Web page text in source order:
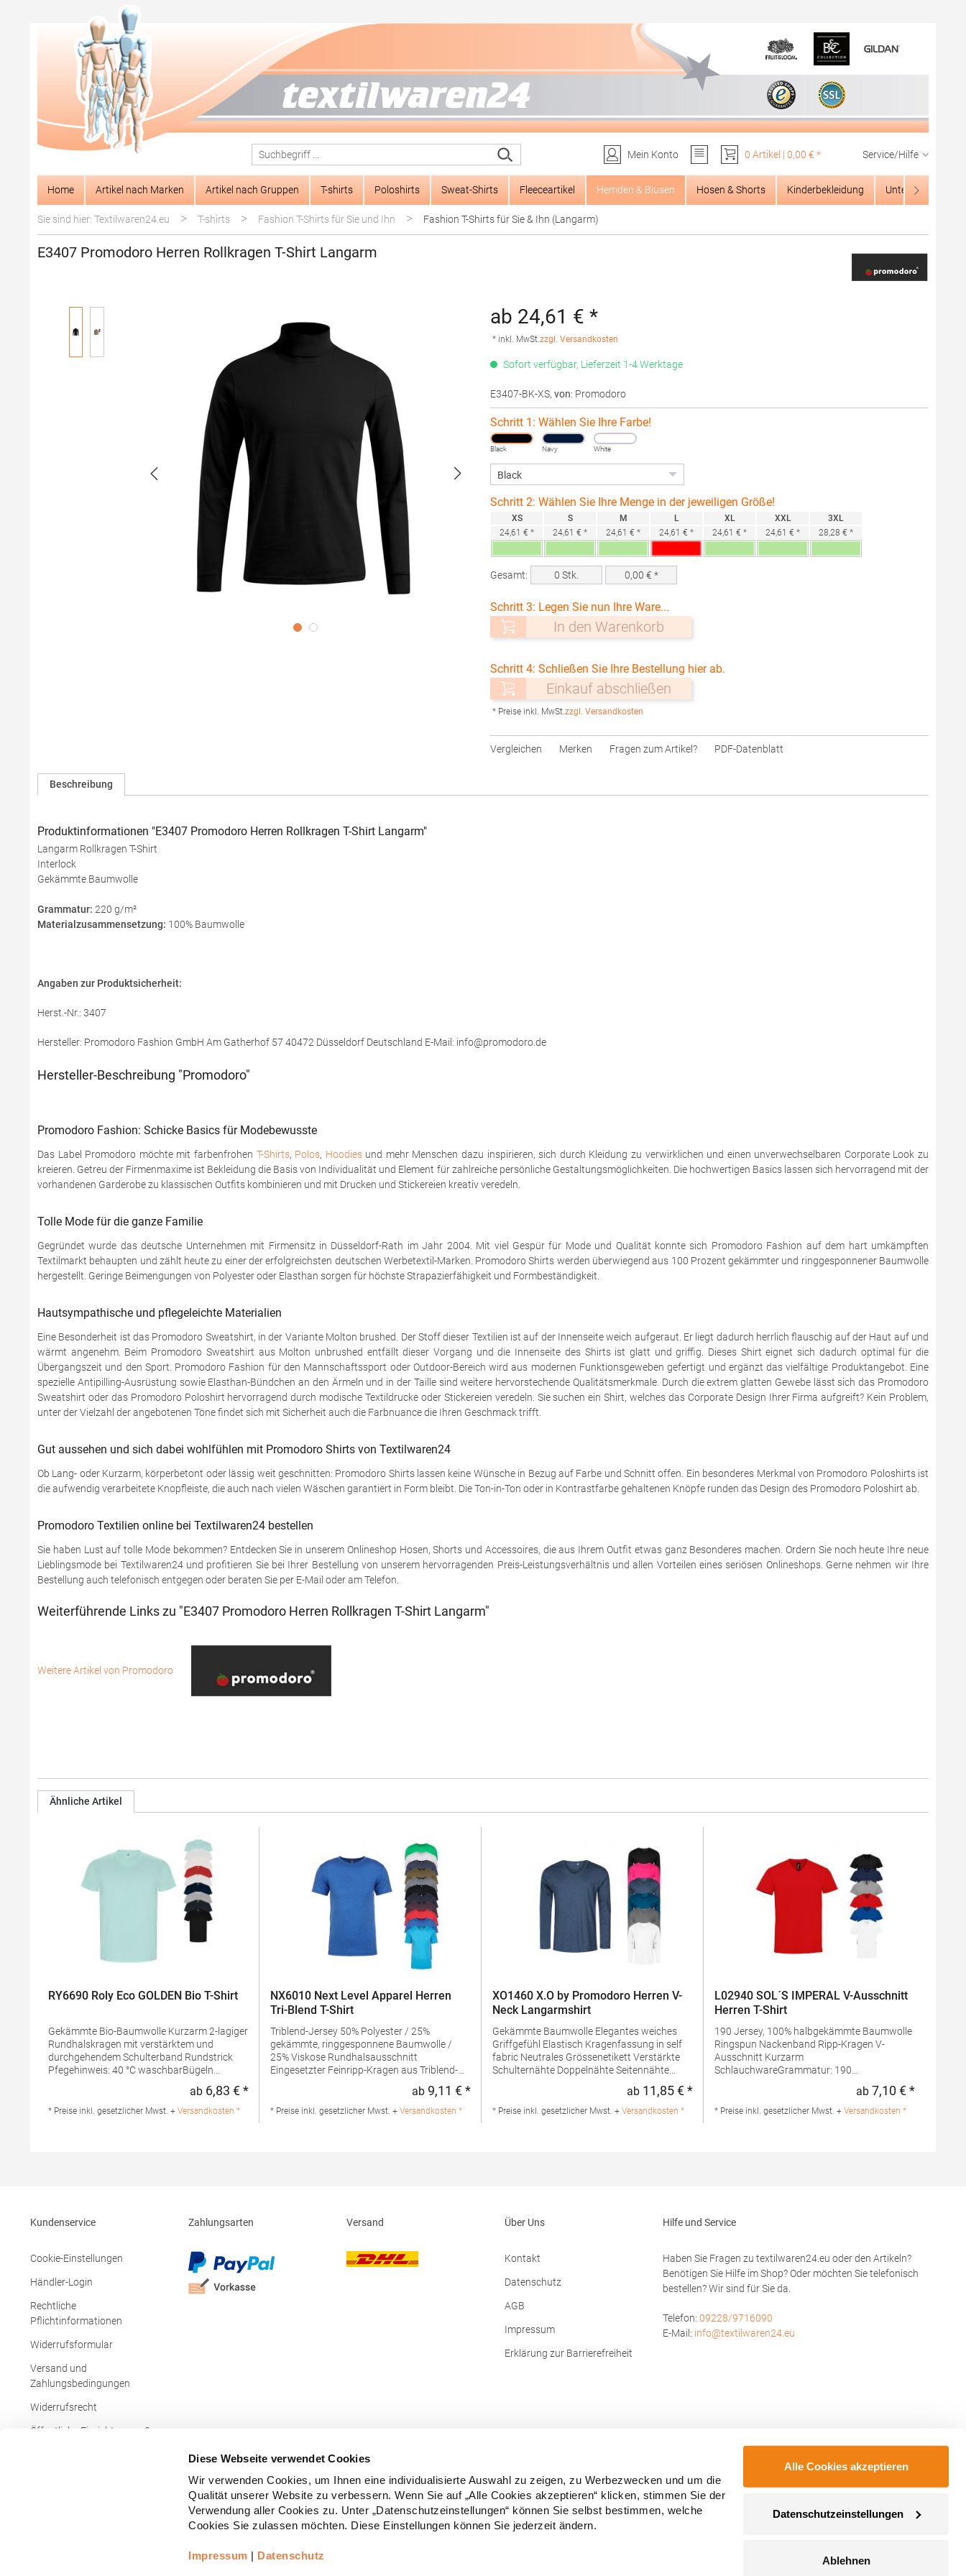
Diese Webseite verwendet Cookies
Wir verwenden Cookies, um Ihnen eine individualisierte Auswahl zu zeigen, zu Werbezwecken und um die
Qualität unserer Website zu verbessern. Wenn Sie auf „Alle Cookies akzeptieren“ klicken, stimmen Sie der
Verwendung aller Cookies zu. Unter „Datenschutzeinstellungen“ können Sie selbst bestimmen, welche
Cookies Sie zulassen möchten. Diese Einstellungen können Sie jederzeit ändern.
Impressum | Datenschutz
Alle Cookies akzeptieren
Datenschutzeinstellungen
Ablehnen
Zur Hauptnavigation springen
Mein Konto
0 Artikel | 0,00 € * Service/Hilfe
Home Artikel nach Marken Artikel nach Gruppen T-shirts Poloshirts Sweat-Shirts Fleeceartikel Hemden & Blusen Hosen & Shorts Kinderbekleidung Unterwäsche
Sie sind hier: Textilwaren24.eu > T-shirts > Fashion T-Shirts für Sie und Ihn > Fashion T-Shirts für Sie & Ihn (Langarm)
E3407 Promodoro Herren Rollkragen T-Shirt Langarm
ab 24,61 € *
* inkl. MwSt.zzgl. Versandkosten
Sofort verfügbar, Lieferzeit 1-4 Werktage
E3407-BK-XS, von: Promodoro
Schritt 1: Wählen Sie Ihre Farbe!
Black Navy White
Schritt 2: Wählen Sie Ihre Menge in der jeweiligen Größe!
XS
24,61 € *
S
24,61 € *
M
24,61 € *
L
24,61 € *
XL
24,61 € *
XXL
24,61 € *
3XL
28,28 € *
Gesamt: 0 Stk. 0,00 € *
Schritt 3: Legen Sie nun Ihre Ware...
In den Warenkorb
Schritt 4: Schließen Sie Ihre Bestellung hier ab.
Einkauf abschließen
* Preise inkl. MwSt.zzgl. Versandkosten
Vergleichen Merken Fragen zum Artikel? PDF-Datenblatt
Beschreibung
Produktinformationen "E3407 Promodoro Herren Rollkragen T-Shirt Langarm"
Langarm Rollkragen T-Shirt
Interlock
Gekämmte Baumwolle
Grammatur: 220 g/m²
Materialzusammensetzung: 100% Baumwolle
Angaben zur Produktsicherheit:
Herst.-Nr.: 3407
Hersteller: Promodoro Fashion GmbH Am Gatherhof 57 40472 Düsseldorf Deutschland E-Mail: info@promodoro.de
Hersteller-Beschreibung "Promodoro"
Promodoro Fashion: Schicke Basics für Modebewusste
Das Label Promodoro möchte mit farbenfrohen T-Shirts, Polos, Hoodiesund mehr Menschen dazu inspirieren, sich durch Kleidung zu verwirklichen und einen unverwechselbaren Corporate Look zu
kreieren. Getreu der Firmenmaxime ist Bekleidung die Basis von Individualität und Element für zahlreiche persönliche Gestaltungsmöglichkeiten. Die hochwertigen Basics lassen sich hervorragend mit der
vorhandenen Garderobe zu klassischen Outfits kombinieren und mit Drucken und Stickereien kreativ veredeln.
Tolle Mode für die ganze Familie
Gegründet wurde das deutsche Unternehmen mit Firmensitz in Düsseldorf-Rath im Jahr 2004. Mit viel Gespür für Mode und Qualität konnte sich Promodoro Fashion auf dem hart umkämpften
Textilmarkt behaupten und zählt heute zu einer der erfolgreichsten deutschen Werbetextil-Marken. Promodoro Shirts werden überwiegend aus 100 Prozent gekämmter und ringgesponnener Baumwolle
hergestellt. Geringe Beimengungen von Polyester oder Elasthan sorgen für höchste Strapazierfähigkeit und Formbeständigkeit.
Hautsympathische und pflegeleichte Materialien
Eine Besonderheit ist das Promodoro Sweatshirt, in der Variante Molton brushed. Der Stoff dieser Textilien ist auf der Innenseite weich aufgeraut. Er liegt dadurch herrlich flauschig auf der Haut auf und
wärmt angenehm. Beim Promodoro Sweatshirt aus Molton unbrushed entfällt dieser Vorgang und die Innenseite des Shirts ist glatt und griffig. Dieses Shirt eignet sich dadurch optimal für die
Übergangszeit und den Sport. Promodoro Fashion für den Mannschaftssport oder Outdoor-Bereich wird aus modernen Funktionsgeweben gefertigt und ergänzt das vielfältige Produktangebot. Eine
spezielle Antipilling-Ausrüstung sowie Elasthan-Bündchen an den Ärmeln und in der Taille sind weitere hervorstechende Qualitätsmerkmale. Durch die extrem glatten Gewebe lässt sich das Promodoro
Sweatshirt oder das Promodoro Poloshirt hervorragend durch modische Textildrucke oder Stickereien veredeln. Sie suchen ein Shirt, welches das Corporate Design Ihrer Firma aufgreift? Kein Problem,
unter der Vielzahl der angebotenen Töne findet sich mit Sicherheit auch die Farbnuance die Ihren Geschmack trifft.
Gut aussehen und sich dabei wohlfühlen mit Promodoro Shirts von Textilwaren24
Ob Lang- oder Kurzarm, körperbetont oder lässig weit geschnitten: Promodoro Shirts lassen keine Wünsche in Bezug auf Farbe und Schnitt offen. Ein besonderes Merkmal von Promodoro Poloshirts ist
die aufwendig verarbeitete Knopfleiste, die auch nach vielen Wäschen garantiert in Form bleibt. Die Ton-in-Ton oder in Kontrastfarbe gehaltenen Knöpfe runden das Design des Promodoro Poloshirt ab.
Promodoro Textilien online bei Textilwaren24 bestellen
Sie haben Lust auf tolle Mode bekommen? Entdecken Sie in unserem Onlineshop Hosen, Shorts und Accessoires, die aus Ihrem Outfit etwas ganz Besonderes machen. Ordern Sie noch heute Ihre neue
Lieblingsmode bei Textilwaren24 und profitieren Sie bei Ihrer Bestellung von unserem hervorragenden Preis-Leistungsverhältnis und allen Vorteilen eines seriösen Onlineshops. Gerne nehmen wir Ihre
Bestellung auch telefonisch entgegen oder beraten Sie per E-Mail oder am Telefon.
Weiterführende Links zu "E3407 Promodoro Herren Rollkragen T-Shirt Langarm"
Weitere Artikel von Promodoro
Ähnliche Artikel
RY6690 Roly Eco GOLDEN Bio T-Shirt
Gekämmte Bio-Baumwolle Kurzarm 2-lagiger
Rundhalskragen mit verstärktem und
durchgehendem Schulterband Rundstrick
Pfegehinweis: 40 °C waschbarBügeln
g/m²)Materialzusammensetzung: 100%
Baumwolle (Heather Grey: 85% Baumwolle /
Regulärer Preis:
ab 6,83 € *
* Preise inkl. gesetzlicher Mwst. + Versandkosten *
NX6010 Next Level Apparel Herren
Tri-Blend T-Shirt
Triblend-Jersey 50% Polyester / 25%
gekämmte, ringgesponnene Baumwolle /
25% Viskose Rundhalsausschnitt
Eingesetzter Feinripp-Kragen aus Triblend-
g/m²Materialzusammensetzung: 50%
Polyester / 25% Baumwolle / 25%
Regulärer Preis:
ab 9,11 € *
* Preise inkl. gesetzlicher Mwst. + Versandkosten *
XO1460 X.O by Promodoro Herren V-
Neck Langarmshirt
Gekämmte Baumwolle Elegantes weiches
Griffgefühl Elastisch Kragenfassung in self
fabric Neutrales Grössenetikett Verstärkte
Schulternähte Doppelnähte Seitennähte
g/m²Materialzusammensetzung: 100%
BaumwolleAngaben zur
Regulärer Preis:
ab 11,85 € *
* Preise inkl. gesetzlicher Mwst. + Versandkosten *
L02940 SOL´S IMPERAL V-Ausschnitt
Herren T-Shirt
190 Jersey, 100% halbgekämmte Baumwolle
Ringspun Nackenband Ripp-Kragen V-
Ausschnitt Kurzarm
SchlauchwareGrammatur: 190
Produktsicherheit: Herst.-Nr.:
Regulärer
ab 7,10 € *
* Preise inkl. gesetzlicher Mwst. + Versandkosten *
Kundenservice
Cookie-Einstellungen
Händler-Login
Rechtliche
Pflichtinformationen
Widerrufsformular
Versand und
Zahlungsbedingungen
Widerrufsrecht
Öffentliche Einrichtungen &
Zahlungsarten Versand Über Uns
Kontakt
Datenschutz
AGB
Impressum
Erklärung zur Barrierefreiheit
Hilfe und Service
Haben Sie Fragen zu textilwaren24.eu oder den Artikeln?
Benötigen Sie Hilfe im Shop? Oder möchten Sie telefonisch
bestellen? Wir sind für Sie da.
Telefon: 09228/9716090
E-Mail: info@textilwaren24.eu